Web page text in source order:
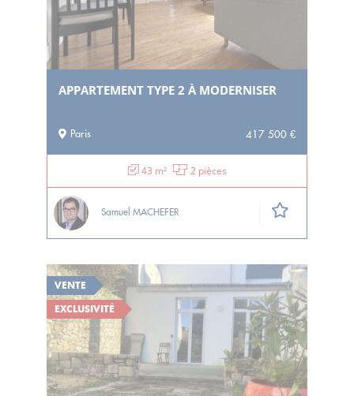
APPARTEMENT TYPE 2 À MODERNISER
Paris 417 500 €
43 m² 2 pièces
Samuel MACHEFER
VENTE
EXCLUSIVITÉ